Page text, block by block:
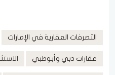
التصرفات العقارية في الإمارات
عقارات دبي وأبوظبي